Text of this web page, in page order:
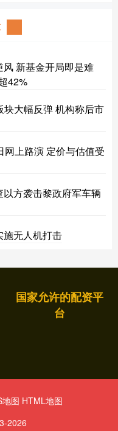
新基金开局即是难
42%
大幅反弹 机构称后市
上路演 定价与估值受
方袭击黎政府军车辆
施无人机打击
国家允许的配资平
台
地图 HTML地图
2026